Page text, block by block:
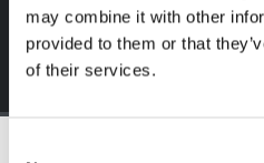
may combine it with other
provided to them or that
of their services.